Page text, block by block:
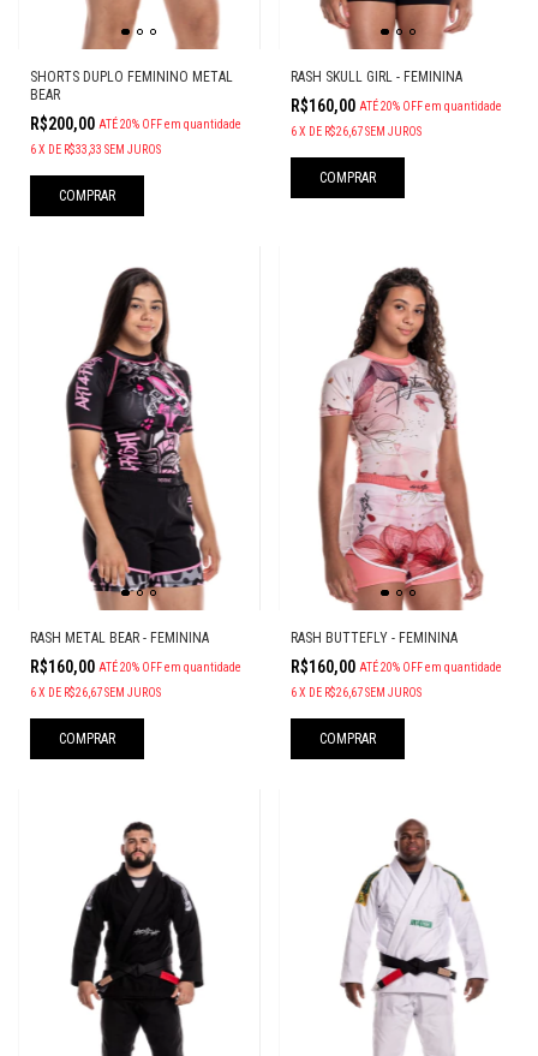
SHORTS DUPLO FEMININO METAL
BEAR
R$200,00 ATÉ 20% OFFem quantidade
6X DE R$33,33 SEM JUROS
COMPRAR
RASH SKULL GIRL - FEMININA
R$160,00 ATÉ 20% OFF em quantidade
6 X DE R$26,67 SEM JUROS
COMPRAR
RASH METAL BEAR - FEMININA
R$160,00 ATÉ 20% OFFem quantidade
6X DE R$26,67SEM JUROS
COMPRAR
RASH BUTTEFLY - FEMININA
R$160,00 ATÉ 20% OFF em quantidade
6 X DE R$26,67 SEM JUROS
COMPRAR